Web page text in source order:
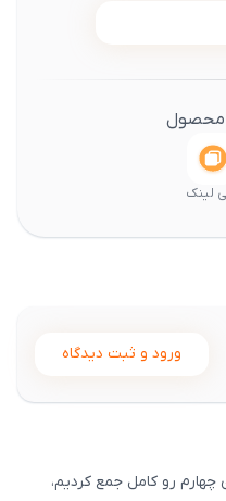
محصول
لینک
ورود و ثبت دیدگاه
رو کامل جمع کردیم،